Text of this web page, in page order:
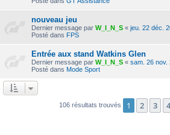
nouveau jeu
Dernier message par W_I_N_S « jeu. 22 déc.
Posté dans FPS
Entrée aux stand Watkins Glen
Dernier message par W_I_N_S « sam. 26 nov.
Posté dans Mode Sport
106 résultats trouvés 1 2 3 4